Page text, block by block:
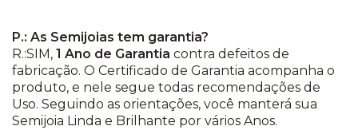
P.: As Semijoias tem garantia?
R.:SIM, 1 Ano de Garantia contra defeitos de
fabricação. O Certificado de Garantia acompanha o
produto, e nele segue todas recomendações de
Uso. Seguindo as orientações, você manterá sua
Semijoia Linda e Brilhante por vários Anos.